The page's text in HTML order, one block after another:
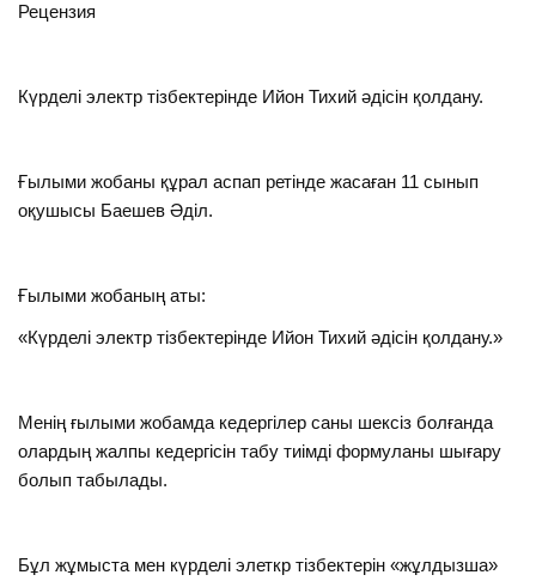
Рецензия
Күрделі электр тізбектерінде Ийон Тихий әдісін қолдану.
Ғылыми жобаны құрал аспап ретінде жасаған 11 сынып
оқушысы Баешев Әділ.
Ғылыми жобаның аты:
«Күрделі электр тізбектерінде Ийон Тихий әдісін қолдану.»
Менің ғылыми жобамда кедергілер саны шексіз болғанда
олардың жалпы кедергісін табу тиімді формуланы шығару
болып табылады.
Бұл жұмыста мен күрделі элеткр тізбектерін «жұлдызша»